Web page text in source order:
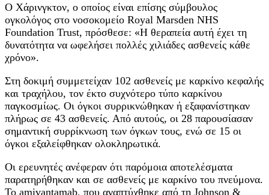
Ο Χάρινγκτον, ο οποίος είναι επίσης σύμβουλος
ογκολόγος στο νοσοκομείο Royal Marsden NHS
Foundation Trust, πρόσθεσε: «Η θεραπεία αυτή έχει τη
δυνατότητα να ωφελήσει πολλές χιλιάδες ασθενείς κάθε
χρόνο».
Στη δοκιμή συμμετείχαν 102 ασθενείς με καρκίνο κεφαλής
και τραχήλου, τον έκτο συχνότερο τύπο καρκίνου
παγκοσμίως. Οι όγκοι συρρικνώθηκαν ή εξαφανίστηκαν
πλήρως σε 43 ασθενείς. Από αυτούς, οι 28 παρουσίασαν
σημαντική συρρίκνωση των όγκων τους, ενώ σε 15 οι
όγκοι εξαλείφθηκαν ολοκληρωτικά.
Οι ερευνητές ανέφεραν ότι παρόμοια αποτελέσματα
παρατηρήθηκαν και σε ασθενείς με καρκίνο του πνεύμονα.
Το amivantamab, που αναπτύχθηκε από τη Johnson &